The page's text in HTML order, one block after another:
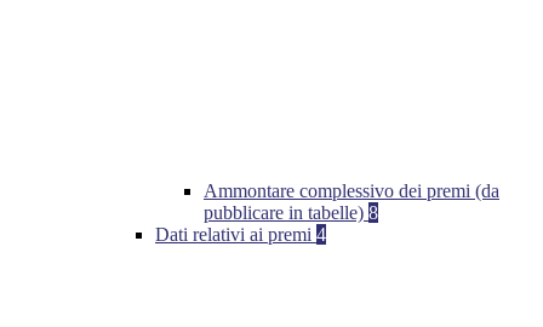
Ammontare complessivo dei premi (da
pubblicare in tabelle) 8
Dati relativi ai premi 4